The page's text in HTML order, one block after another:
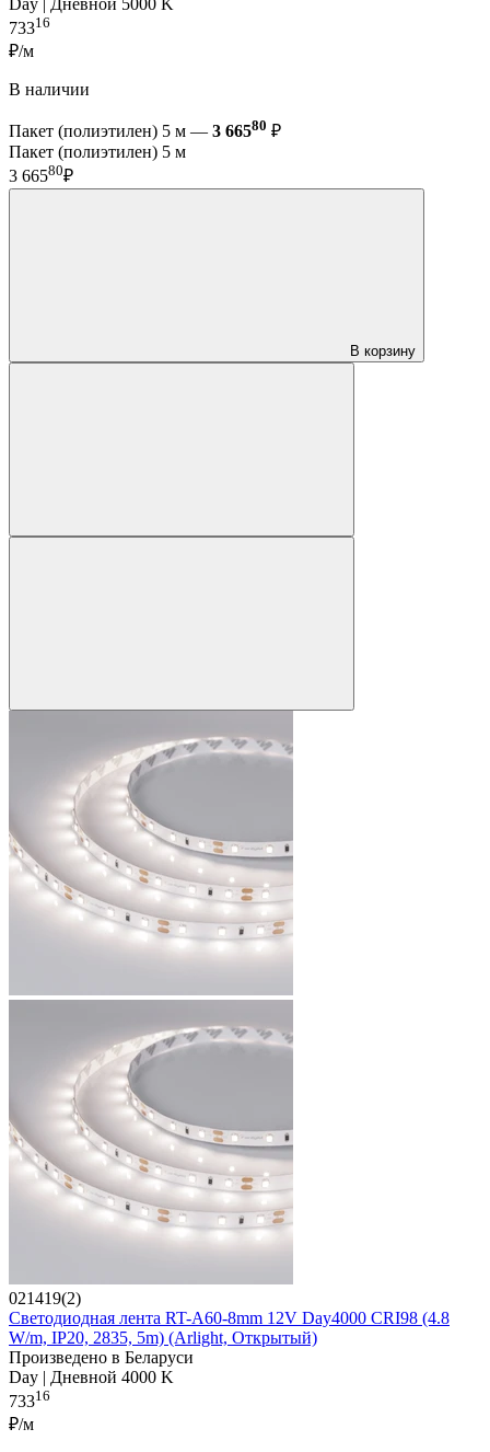
73316
₽/м
В наличии
Пакет (полиэтилен) 5 м — 3 66580 ₽
Пакет (полиэтилен) 5 м
3 66580₽
В корзину
021419(2)
Светодиодная лента RT-A60-8mm 12V Day4000 CRI98 (4.8
W/m, IP20, 2835, 5m) (Arlight, Открытый)
Произведено в Беларуси
Day | Дневной 4000 K
73316
₽/м